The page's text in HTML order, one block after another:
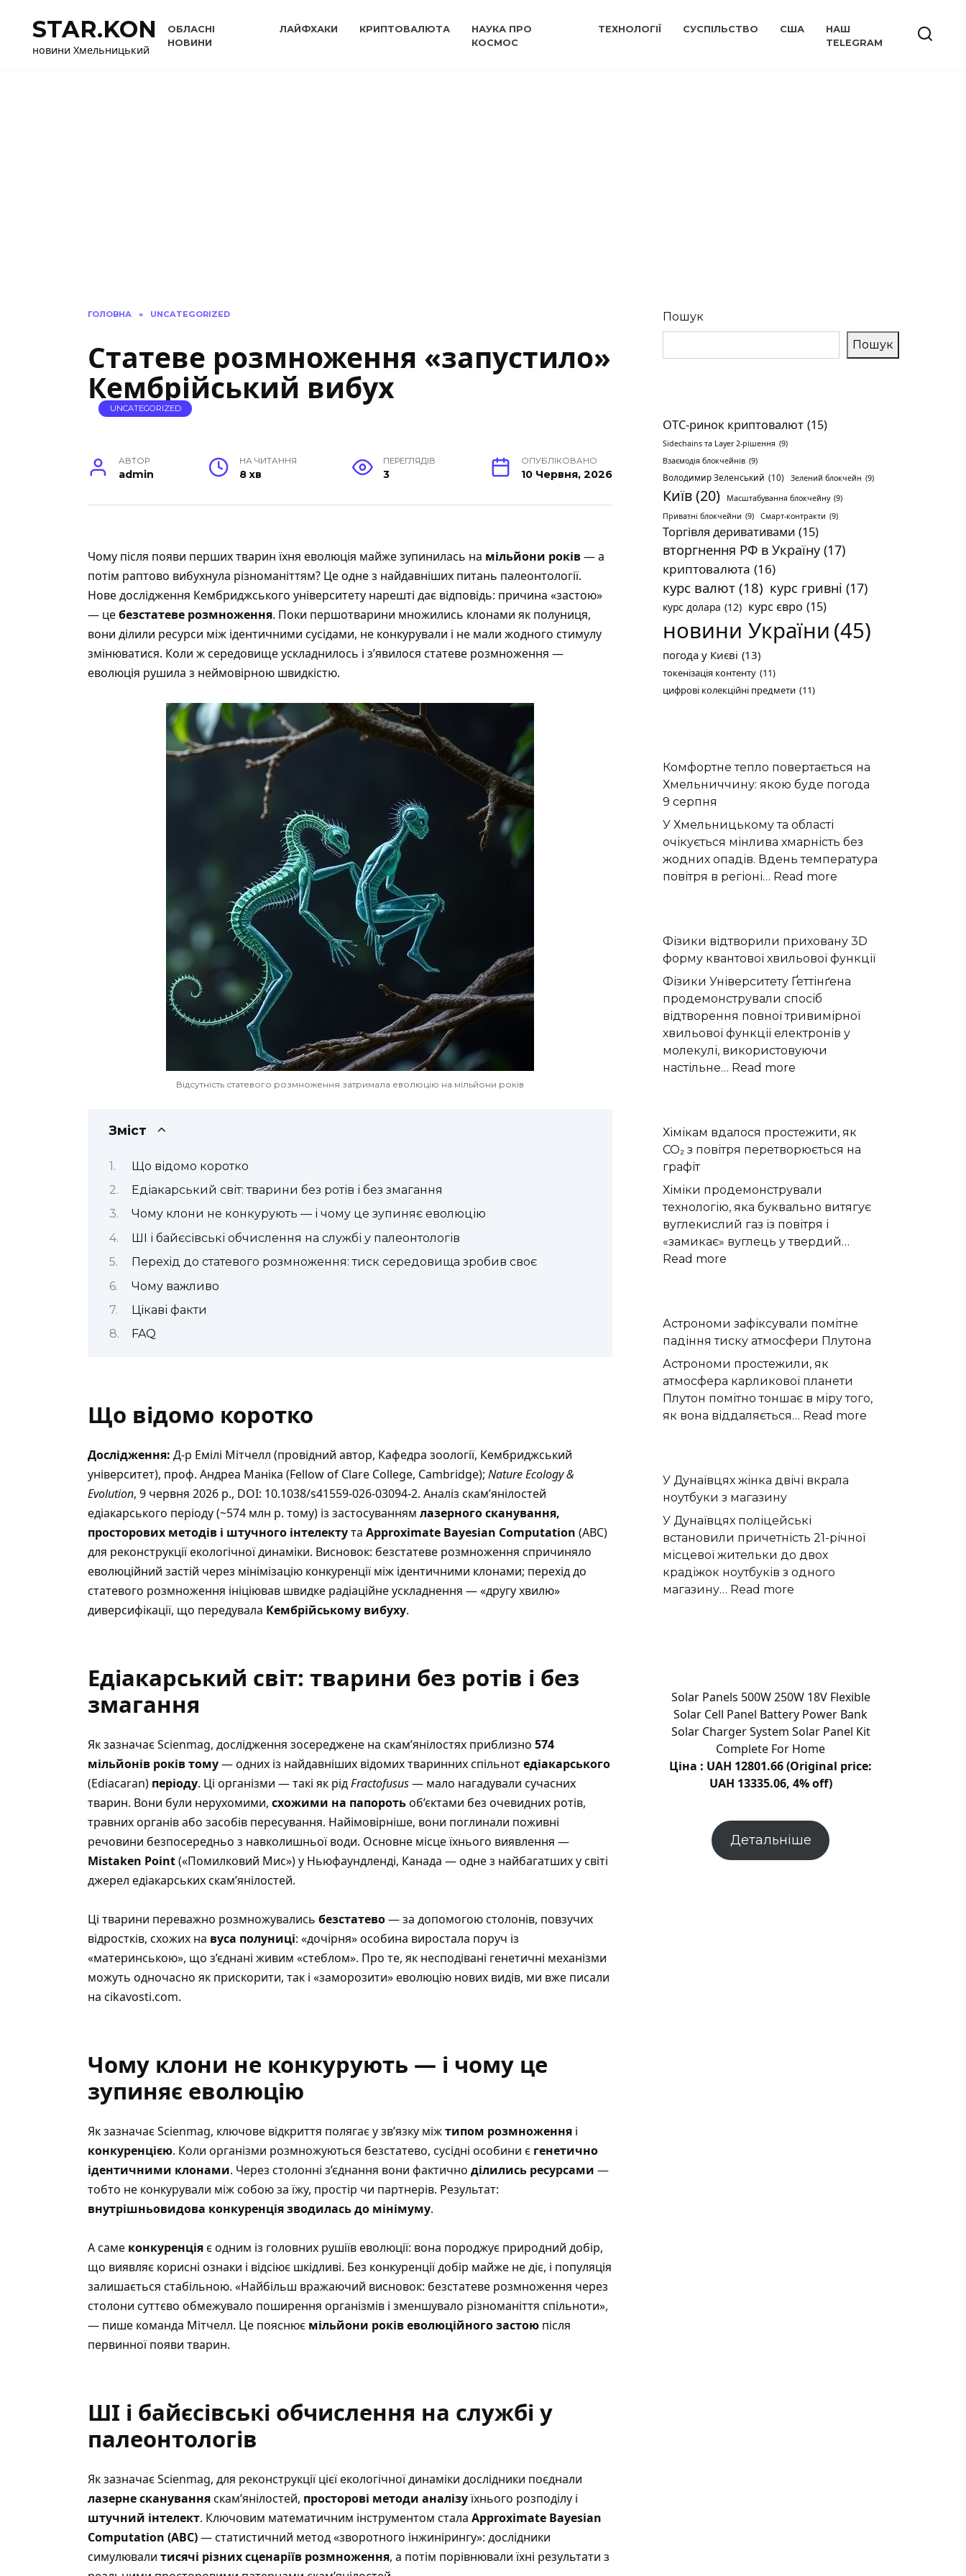
вмістуSTAR.KON
новини Хмельницький
ОБЛАСНІ
НОВИНИ
ЛАЙФХАКИ КРИПТОВАЛЮТА
НАУКА ПРО
КОСМОС
ТЕХНОЛОГІЇ СУСПІЛЬСТВО США
НАШ
TELEGRAM
ГОЛОВНА » UNCATEGORIZED
Статеве розмноження «запустило»
Кембрійський вибух
UNCATEGORIZED
АВТОР
admin
НА ЧИТАННЯ
8 хв
ПЕРЕГЛЯДІВ
3
ОПУБЛІКОВАНО
10 Червня, 2026
Чому після появи перших тварин їхня еволюція майже зупинилась на мільйони років— а
потім раптово вибухнула різноманіттям? Це одне з найдавніших питань палеонтології.
Нове дослідження Кембриджського університету нарешті дає відповідь: причина «застою»
— цебезстатеве розмноження. Поки першотварини множились клонами як полуниця,
вони ділили ресурси між ідентичними сусідами, не конкурували і не мали жодного стимулу
змінюватися. Коли ж середовище ускладнилось і з’явилося статеве розмноження —
еволюція рушила з неймовірною швидкістю.
Відсутність статевого розмноження затримала еволюцію на мільйони років
Зміст
Що відомо коротко
Едіакарський світ: тварини без ротів і без змагання
Чому клони не конкурують — і чому це зупиняє еволюцію
ШІ і байєсівські обчислення на службі у палеонтологів
Перехід до статевого розмноження: тиск середовища зробив своє
Чому важливо
Цікаві факти
FAQ
Що відомо коротко
Дослідження: Д-р Емілі Мітчелл (провідний автор, Кафедра зоології, Кембриджський
університет), проф. Андреа Маніка (Fellow of Clare College, Cambridge); Nature Ecology &
Evolution, 9 червня 2026 р., DOI: 10.1038/s41559-026-03094-2. Аналіз скам’янілостей
едіакарського періоду (~574 млн р. тому) із застосуванням лазерного сканування,
просторових методів і штучного інтелектута Approximate Bayesian Computation (ABC)
для реконструкції екологічної динаміки. Висновок: безстатеве розмноження спричиняло
еволюційний застій через мінімізацію конкуренції між ідентичними клонами; перехід до
статевого розмноження ініціював швидке радіаційне ускладнення — «другу хвилю»
диверсифікації, що передувала Кембрійському вибуху.
Едіакарський світ: тварини без ротів і без
змагання
Як зазначає Scienmag, дослідження зосереджене на скам’янілостях приблизно 574
мільйонів років тому— одних із найдавніших відомих тваринних спільнотедіакарського
(Ediacaran) періоду. Ці організми — такі як рідFractofusus— мало нагадували сучасних
тварин. Вони були нерухомими, схожими на папоротьоб’єктами без очевидних ротів,
травних органів або засобів пересування. Найімовірніше, вони поглинали поживні
речовини безпосередньо з навколишньої води. Основне місце їхнього виявлення —
Mistaken Point(«Помилковий Мис») у Ньюфаундленді, Канада — одне з найбагатших у світі
джерел едіакарських скам’янілостей.
Ці тварини переважно розмножувались безстатево— за допомогою столонів, повзучих
відростків, схожих на вуса полуниці: «дочірня» особина виростала поруч із
«материнською», що з’єднані живим «стеблом». Про те, як несподівані генетичні механізми
можуть одночасно як прискорити, так і «заморозити» еволюцію нових видів, ми вже писали
на cikavosti.com.
Чому клони не конкурують — і чому це
зупиняє еволюцію
Як зазначає Scienmag, ключове відкриття полягає у зв’язку міжтипом розмноження і
конкуренцією. Коли організми розмножуються безстатево, сусідні особини є генетично
ідентичними клонами. Через столонні з’єднання вони фактично ділились ресурсами —
тобто не конкурували між собою за їжу, простір чи партнерів. Результат:
внутрішньовидова конкуренція зводилась до мінімуму.
А саме конкуренціяє одним із головних рушіїв еволюції: вона породжує природний добір,
що виявляє корисні ознаки і відсіює шкідливі. Без конкуренції добір майже не діє, і популяція
залишається стабільною. «Найбільш вражаючий висновок: безстатеве розмноження через
столони суттєво обмежувало поширення організмів і зменшувало різноманіття спільноти»,
— пише команда Мітчелл. Це пояснює мільйони років еволюційного застою після
первинної появи тварин.
ШІ і байєсівські обчислення на службі у
палеонтологів
Як зазначає Scienmag, для реконструкції цієї екологічної динаміки дослідники поєднали
лазерне скануванняскам’янілостей, просторові методи аналізуїхнього розподілу і
штучний інтелект. Ключовим математичним інструментом стала Approximate Bayesian
Computation (ABC)— статистичний метод «зворотного інжинірингу»: дослідники
симулювали тисячі різних сценаріїв розмноження, а потім порівнювали їхні результати з
Пошук
Пошук
OTC-ринок криптовалют (15)
Sidechains та Layer 2-рішення (9)
Взаємодія блокчейнів (9)
Володимир Зеленський (10) Зелений блокчейн (9)
Київ(20) Масштабування блокчейну (9)
Приватні блокчейни (9) Смарт-контракти (9)
Торгівля деривативами (15)
вторгнення РФ в Україну (17)
криптовалюта (16)
курс валют (18) курс гривні (17)
курс долара (12) курс євро (15)
новини України (45)
погода у Києві (13)
токенізація контенту (11)
цифрові колекційні предмети (11)
Комфортне тепло повертається на
Хмельниччину: якою буде погода
9 серпня
У Хмельницькому та області
очікується мінлива хмарність без
жодних опадів. Вдень температура
повітря в регіоні… Read more
на
Хмельниччину:
якою
погода
9
Фізики відтворили приховану 3D
форму квантової хвильової функції
Фізики Університету Ґеттінґена
продемонстрували спосіб
відтворення повної тривимірної
хвильової функції електронів у
молекулі, використовуючи
настільне… Read more
3D
форму
хвильової
функції
Хімікам вдалося простежити, як
CO₂ з повітря перетворюється на
графіт
Хіміки продемонстрували
технологію, яка буквально витягує
вуглекислий газ із повітря і
«замикає» вуглець у твердий…
Read more
як
CO₂
з
повітря
перетворюється
на
Астрономи зафіксували помітне
падіння тиску атмосфери Плутона
Астрономи простежили, як
атмосфера карликової планети
Плутон помітно тоншає в міру того,
як вона віддаляється… Read more
У Дунаївцях жінка двічі вкрала
ноутбуки з магазину
У Дунаївцях поліцейські
встановили причетність 21-річної
місцевої жительки до двох
крадіжок ноутбуків з одного
магазину… Read more
ноутбуки
з
магазину
Solar Panels 500W 250W 18V Flexible
Solar Cell Panel Battery Power Bank
Solar Charger System Solar Panel Kit
Complete For Home
Ціна : UAH 12801.66 (Original price:
UAH 13335.06, 4% off)
Детальніше